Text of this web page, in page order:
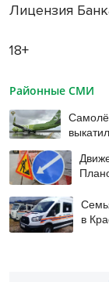
Лицензия
18+
Районные СМИ
в